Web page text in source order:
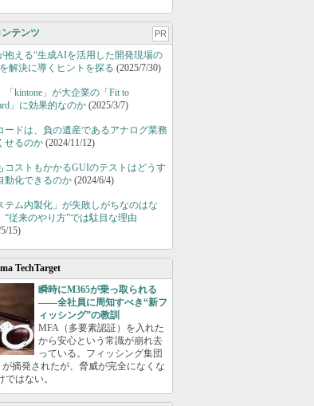
テンツ PR
抱える“生成AIを活用した開発現場の
解決に導くヒントを探る (2025/7/30)
「kintone」が大企業の「Fit to
」に効果的なのか (2025/3/7)
ードは、負の遺産であるアナログ業務
せるのか (2024/11/12)
コストもかかるGUIのテストはどうす
動化できるのか (2024/6/4)
テム内製化」が失敗しがちなのはな
従来のやり方”では駄目な理由
15)
TechTarget
瞬時にM365が乗っ取られる
――全社員に周知すべき“新フ
ィッシング”の教訓
MFA（多要素認証）を入れた
から安心という常識が崩れ去
っている。フィッシング集団
が摘発されたが、脅威が完全になくな
ではない。